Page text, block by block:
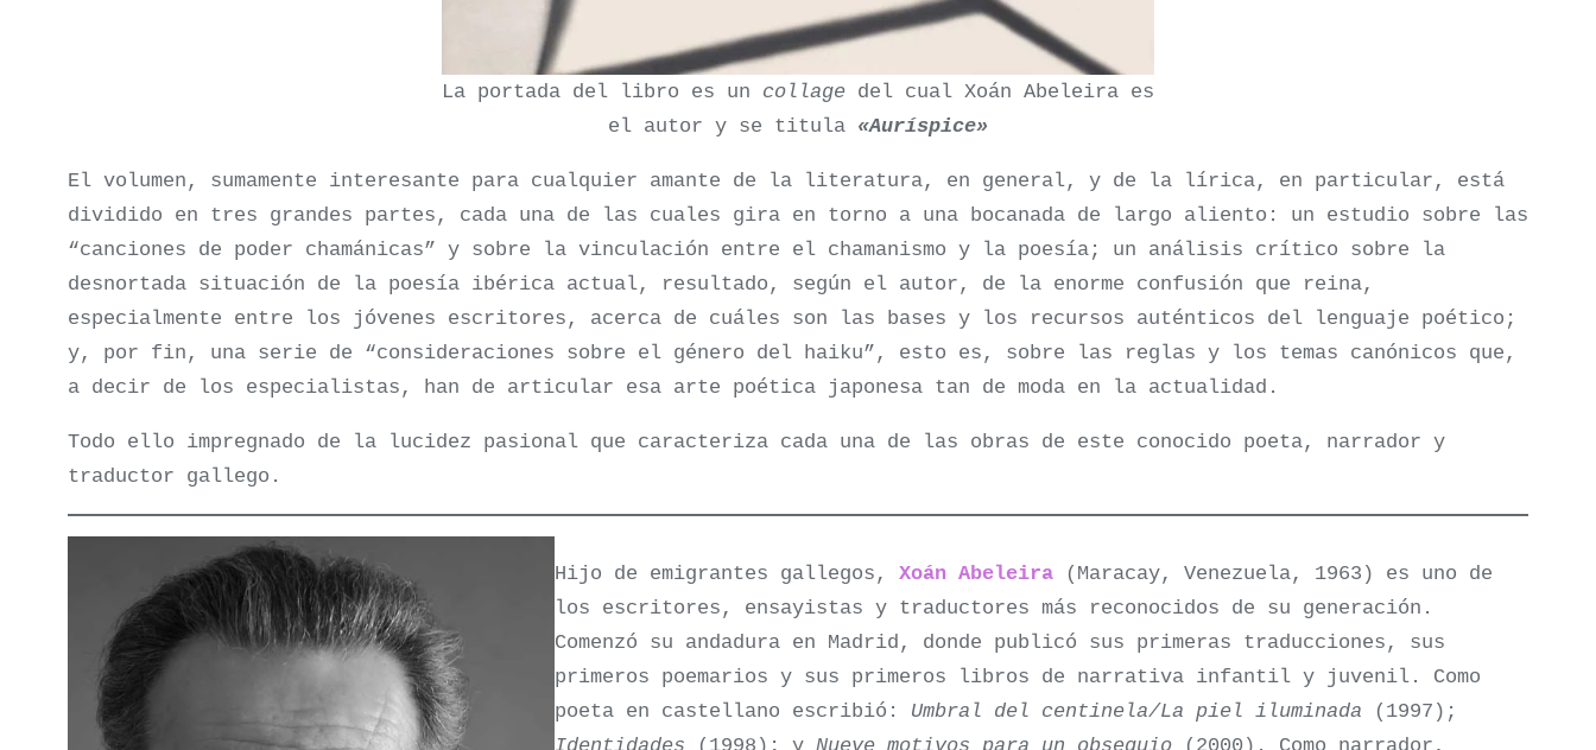
La portada del libro es un collage del cual Xoán Abeleira es
el autor y se titula «Auríspice»
El volumen, sumamente interesante para cualquier amante de la literatura, en general, y de la lírica, en particular, está
dividido en tres grandes partes, cada una de las cuales gira en torno a una bocanada de largo aliento: un estudio sobre las
“canciones de poder chamánicas” y sobre la vinculación entre el chamanismo y la poesía; un análisis crítico sobre la
desnortada situación de la poesía ibérica actual, resultado, según el autor, de la enorme confusión que reina,
especialmente entre los jóvenes escritores, acerca de cuáles son las bases y los recursos auténticos del lenguaje poético;
y, por fin, una serie de “consideraciones sobre el género del haiku”, esto es, sobre las reglas y los temas canónicos que,
a decir de los especialistas, han de articular esa arte poética japonesa tan de moda en la actualidad.
Todo ello impregnado de la lucidez pasional que caracteriza cada una de las obras de este conocido poeta, narrador y
traductor gallego.
Hijo de emigrantes gallegos, Xoán Abeleira(Maracay, Venezuela, 1963) es uno de
los escritores, ensayistas y traductores más reconocidos de su generación.
Comenzó su andadura en Madrid, donde publicó sus primeras traducciones, sus
primeros poemarios y sus primeros libros de narrativa infantil y juvenil. Como
poeta en castellano escribió: Umbral del centinela/La piel iluminada (1997);